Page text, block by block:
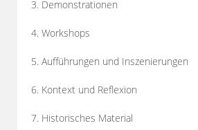
3. Demonstrationen
4. Workshops
5. Aufführungen und Inszenierungen
6. Kontext und Reflexion
7. Historisches Material